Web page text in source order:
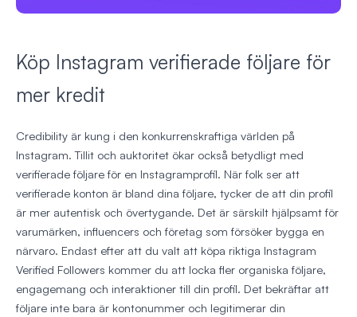
Köp Instagram verifierade följare för
mer kredit
Credibility är kung i den konkurrenskraftiga världen på
Instagram. Tillit och auktoritet ökar också betydligt med
verifierade följare för en Instagramprofil. När folk ser att
verifierade konton är bland dina följare, tycker de att din profil
är mer autentisk och övertygande. Det är särskilt hjälpsamt för
varumärken, influencers och företag som försöker bygga en
närvaro. Endast efter att du valt att köpa riktiga Instagram
Verified Followers kommer du att locka fler organiska följare,
engagemang och interaktioner till din profil. Det bekräftar att
följare inte bara är kontonummer och legitimerar din